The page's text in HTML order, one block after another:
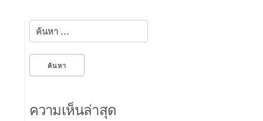
ค้นหาสำหรับ:
ความเห็นล่าสุด